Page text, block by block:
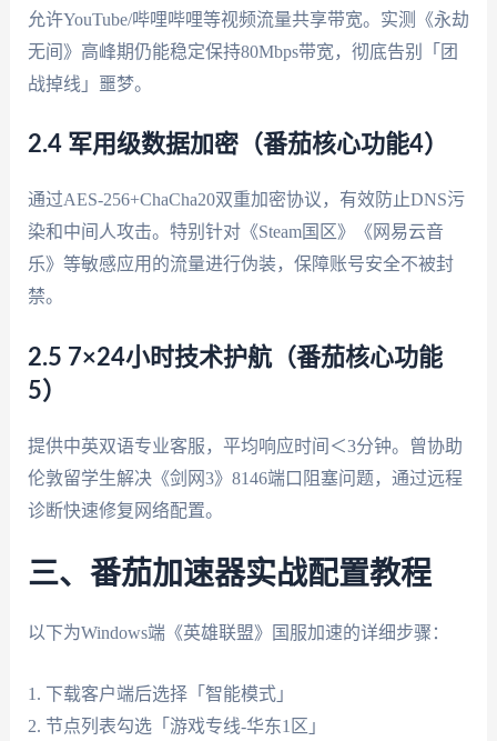
允许YouTube/哔哩哔哩等视频流量共享带宽。实测《永劫
无间》高峰期仍能稳定保持80Mbps带宽，彻底告别「团
战掉线」噩梦。
2.4 军用级数据加密（番茄核心功能4）
通过AES-256+ChaCha20双重加密协议，有效防止DNS污
染和中间人攻击。特别针对《Steam国区》《网易云音
乐》等敏感应用的流量进行伪装，保障账号安全不被封
禁。
2.5 7×24小时技术护航（番茄核心功能
5）
提供中英双语专业客服，平均响应时间＜3分钟。曾协助
伦敦留学生解决《剑网3》8146端口阻塞问题，通过远程
诊断快速修复网络配置。
三、番茄加速器实战配置教程
以下为Windows端《英雄联盟》国服加速的详细步骤：
1. 下载客户端后选择「智能模式」
2. 节点列表勾选「游戏专线-华东1区」